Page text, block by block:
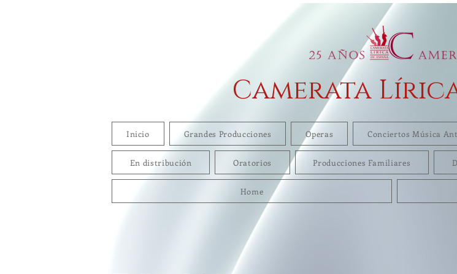
Camerata
Inicio Grandes Producciones Operas Conciertos Música
En distribución Oratorios Producciones Familiares
Home